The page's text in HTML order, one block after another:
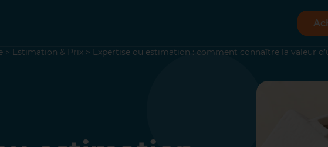
> Estimation & Prix > Expertise ou estimation : comment connaître la valeur